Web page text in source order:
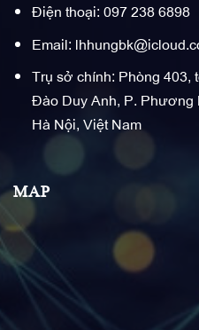
Điện thoại: 097 238 6898
Email:
Trụ sở chính: Phòng 403,
Đào Duy Anh, P. Phương
Hà Nội, Việt Nam
MAP